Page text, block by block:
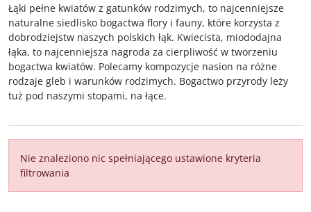
Łąki pełne kwiatów z gatunków rodzimych, to najcenniejsze
naturalne siedlisko bogactwa flory i fauny, które korzysta z
dobrodziejstw naszych polskich łąk. Kwiecista, miododajna
łąka, to najcenniejsza nagroda za cierpliwość w tworzeniu
bogactwa kwiatów. Polecamy kompozycje nasion na różne
rodzaje gleb i warunków rodzimych. Bogactwo przyrody leży
tuż pod naszymi stopami, na łące.
Nie znaleziono nic spełniającego ustawione kryteria
filtrowania